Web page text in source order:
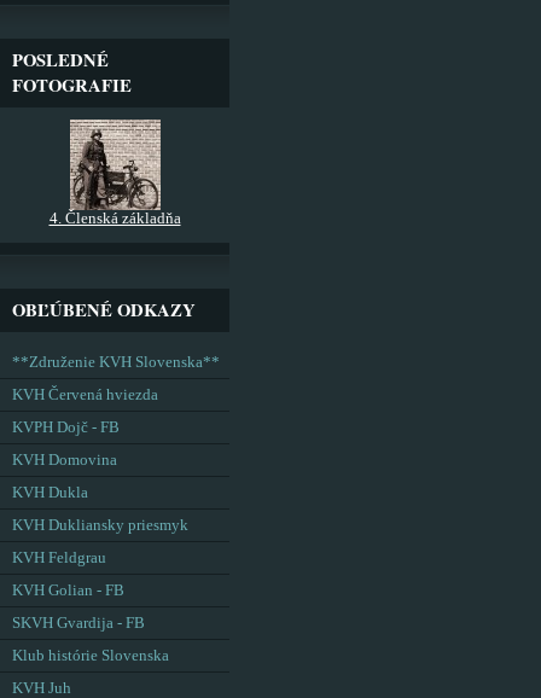
POSLEDNÉ
FOTOGRAFIE
4. Členská základňa
OBĽÚBENÉ ODKAZY
**Združenie KVH Slovenska**
KVH Červená hviezda
KVPH Dojč - FB
KVH Domovina
KVH Dukla
KVH Dukliansky priesmyk
KVH Feldgrau
KVH Golian - FB
SKVH Gvardija - FB
Klub histórie Slovenska
KVH Juh